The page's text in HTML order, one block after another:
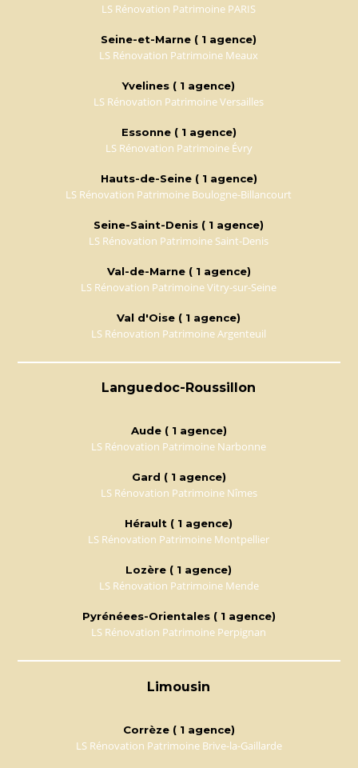
LS Rénovation Patrimoine PARIS
Seine-et-Marne ( 1 agence)
LS Rénovation Patrimoine Meaux
Yvelines ( 1 agence)
LS Rénovation Patrimoine Versailles
Essonne ( 1 agence)
LS Rénovation Patrimoine Évry
Hauts-de-Seine ( 1 agence)
LS Rénovation Patrimoine Boulogne-Billancourt
Seine-Saint-Denis ( 1 agence)
LS Rénovation Patrimoine Saint-Denis
Val-de-Marne ( 1 agence)
LS Rénovation Patrimoine Vitry-sur-Seine
Val d'Oise ( 1 agence)
LS Rénovation Patrimoine Argenteuil
Languedoc-Roussillon
Aude ( 1 agence)
LS Rénovation Patrimoine Narbonne
Gard ( 1 agence)
LS Rénovation Patrimoine Nîmes
Hérault ( 1 agence)
LS Rénovation Patrimoine Montpellier
Lozère ( 1 agence)
LS Rénovation Patrimoine Mende
Pyrénéees-Orientales ( 1 agence)
LS Rénovation Patrimoine Perpignan
Limousin
Corrèze ( 1 agence)
LS Rénovation Patrimoine Brive-la-Gaillarde